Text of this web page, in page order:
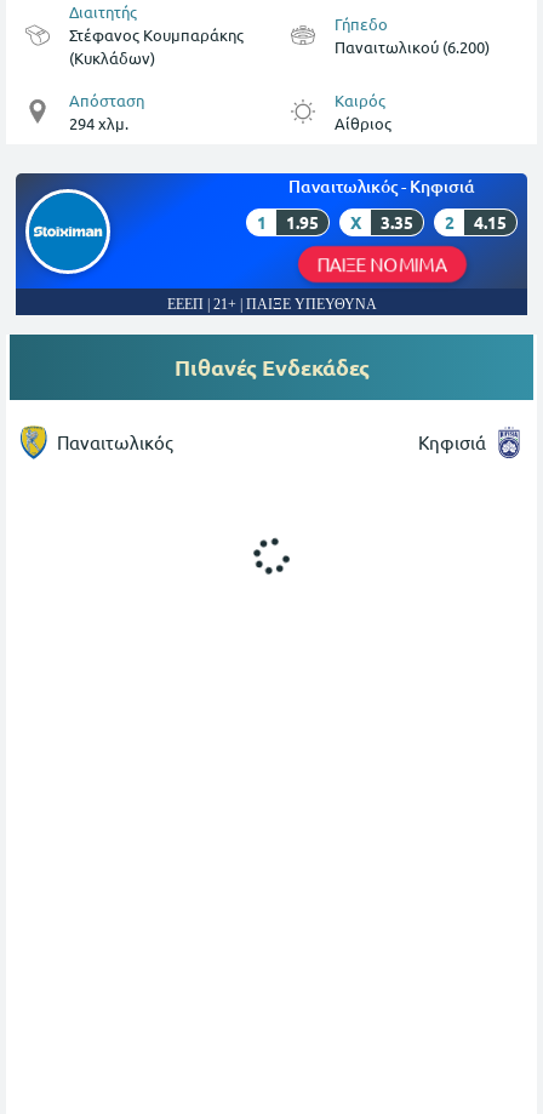
Διαιτητής
Στέφανος Κουμπαράκης
(Κυκλάδων)
Γήπεδο
Παναιτωλικού (6.200)
Απόσταση
294 χλμ.
Καιρός
Αίθριος
Παναιτωλικός - Κηφισιά
1 1.95 X 3.35 2 4.15
ΠΑΙΞΕ ΝΟΜΙΜΑ
ΕΕΕΠ | 21+ | ΠΑΙΞΕ ΥΠΕΥΘΥΝΑ
Πιθανές Ενδεκάδες
Παναιτωλικός Κηφισιά